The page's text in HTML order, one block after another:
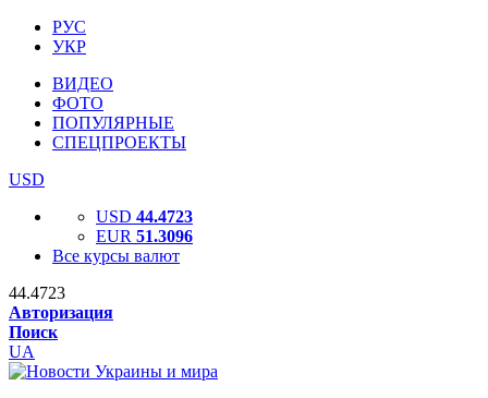
РУС
УКР
ВИДЕО
ФОТО
ПОПУЛЯРНЫЕ
СПЕЦПРОЕКТЫ
USD
USD 44.4723
EUR 51.3096
Все курсы валют
44.4723
Авторизация
Поиск
UA